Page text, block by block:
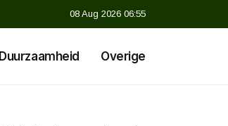
08 Aug 2026 06:55
Duurzaamheid Overige